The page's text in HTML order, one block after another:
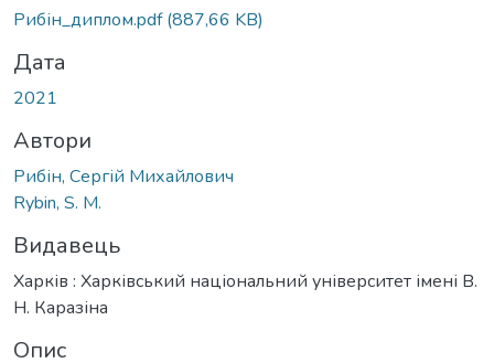
Рибін_диплом.pdf(887,66 KB)
Дата
2021
Автори
Рибін, Сергій Михайлович
Rybin, S. M.
Видавець
Харків : Харківський національний університет імені В.
Н. Каразіна
Опис